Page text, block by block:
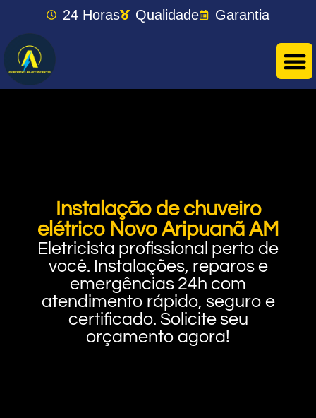
24 Horas Qualidade Garantia
Instalação de chuveiro
elétrico Novo Aripuanã AM
Eletricista profissional perto de
você. Instalações, reparos e
emergências 24h com
atendimento rápido, seguro e
certificado. Solicite seu
orçamento agora!